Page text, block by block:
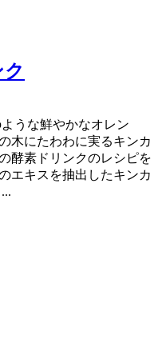
うな鮮やかなオレン
木にたわわに実るキンカ
酵素ドリンクのレシピを
エキスを抽出したキンカ